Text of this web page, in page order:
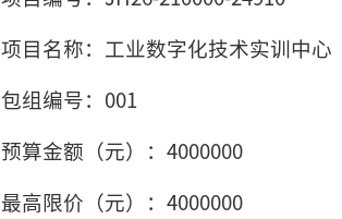
项目名称：工业数字化技术实训中心
包组编号：001
预算金额（元）：4000000
最高限价（元）：4000000